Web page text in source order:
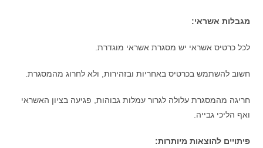
מגבלות אשראי:
לכל כרטיס אשראי יש מסגרת אשראי מוגדרת.
חשוב להשתמש בכרטיס באחריות ובזהירות, ולא לחרוג מהמסגרת.
חריגה מהמסגרת עלולה לגרור עמלות גבוהות, פגיעה בציון האשראי
ואף הליכי גבייה.
פיתויים להוצאות מיותרות: